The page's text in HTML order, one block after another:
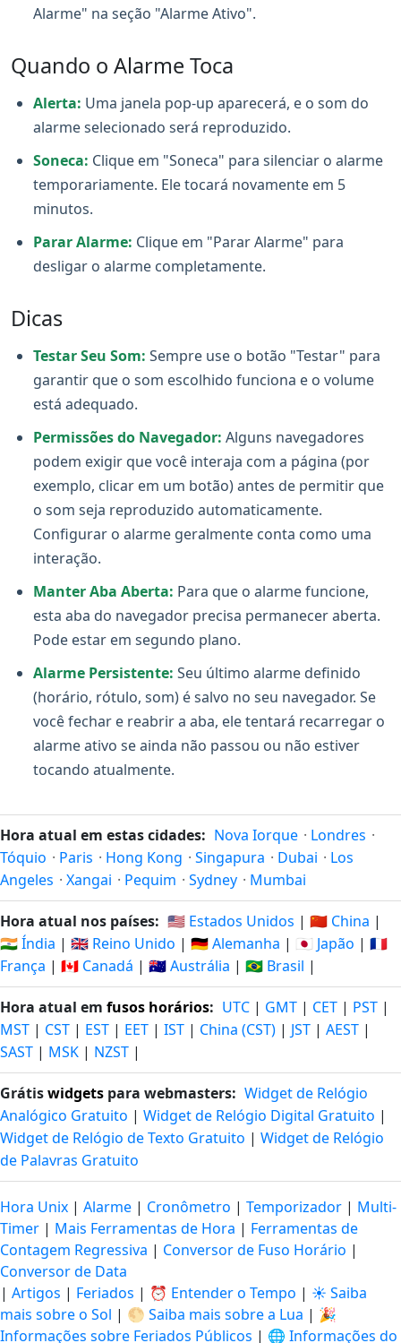
Alarme" na seção "Alarme Ativo".
Quando o Alarme Toca
Alerta: Uma janela pop-up aparecerá, e o som do
alarme selecionado será reproduzido.
Soneca: Clique em "Soneca" para silenciar o alarme
temporariamente. Ele tocará novamente em 5
minutos.
Parar Alarme: Clique em "Parar Alarme" para
desligar o alarme completamente.
Dicas
Testar Seu Som: Sempre use o botão "Testar" para
garantir que o som escolhido funciona e o volume
está adequado.
Permissões do Navegador: Alguns navegadores
podem exigir que você interaja com a página (por
exemplo, clicar em um botão) antes de permitir que
o som seja reproduzido automaticamente.
Configurar o alarme geralmente conta como uma
interação.
Manter Aba Aberta: Para que o alarme funcione,
esta aba do navegador precisa permanecer aberta.
Pode estar em segundo plano.
Alarme Persistente: Seu último alarme definido
(horário, rótulo, som) é salvo no seu navegador. Se
você fechar e reabrir a aba, ele tentará recarregar o
alarme ativo se ainda não passou ou não estiver
tocando atualmente.
Hora atual em estas cidades: Nova Iorque · Londres ·
Tóquio · Paris · Hong Kong · Singapura · Dubai · Los
Angeles · Xangai · Pequim · Sydney · Mumbai
Hora atual nos países: 🇺🇸 Estados Unidos | 🇨🇳 China |
🇮🇳 Índia | 🇬🇧 Reino Unido | 🇩🇪 Alemanha | 🇯🇵 Japão | 🇫🇷
França | 🇨🇦 Canadá | 🇦🇺 Austrália | 🇧🇷 Brasil |
Hora atual em fusos horários: UTC | GMT | CET | PST |
MST | CST | EST | EET | IST | China (CST) | JST | AEST |
SAST | MSK | NZST |
Grátiswidgets para webmasters: Widget de Relógio
Analógico Gratuito | Widget de Relógio Digital Gratuito |
Widget de Relógio de Texto Gratuito | Widget de Relógio
de Palavras Gratuito
Hora Unix | Alarme | Cronômetro | Temporizador | Multi-
Timer | Mais Ferramentas de Hora | Ferramentas de
Contagem Regressiva | Conversor de Fuso Horário |
Conversor de Data
| Artigos | Feriados | ⏰ Entender o Tempo | ☀️ Saiba
mais sobre o Sol | 🌕 Saiba mais sobre a Lua | 🎉
Informações sobre Feriados Públicos | 🌐 Informações do